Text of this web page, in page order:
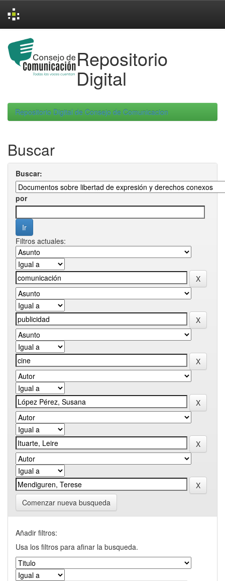
navigation
Repositorio
Digital
Repositorio Digital de Consejo de Comunicacion
Buscar
Buscar:
por
Filtros actuales:
Comenzar nueva busqueda
Añadir filtros:
Usa los filtros para afinar la busqueda.